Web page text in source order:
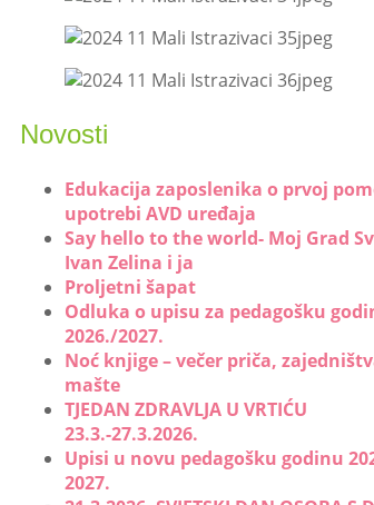
Novosti
Edukacija zaposlenika o prvoj
upotrebi AVD uređaja
Say hello to the world- Moj Grad
Ivan Zelina i ja
Proljetni šapat
Odluka o upisu za pedagošku
2026./2027.
Noć knjige – večer priča,
mašte
TJEDAN ZDRAVLJA U VRTIĆU
23.3.-27.3.2026.
Upisi u novu pedagošku godinu
2027.